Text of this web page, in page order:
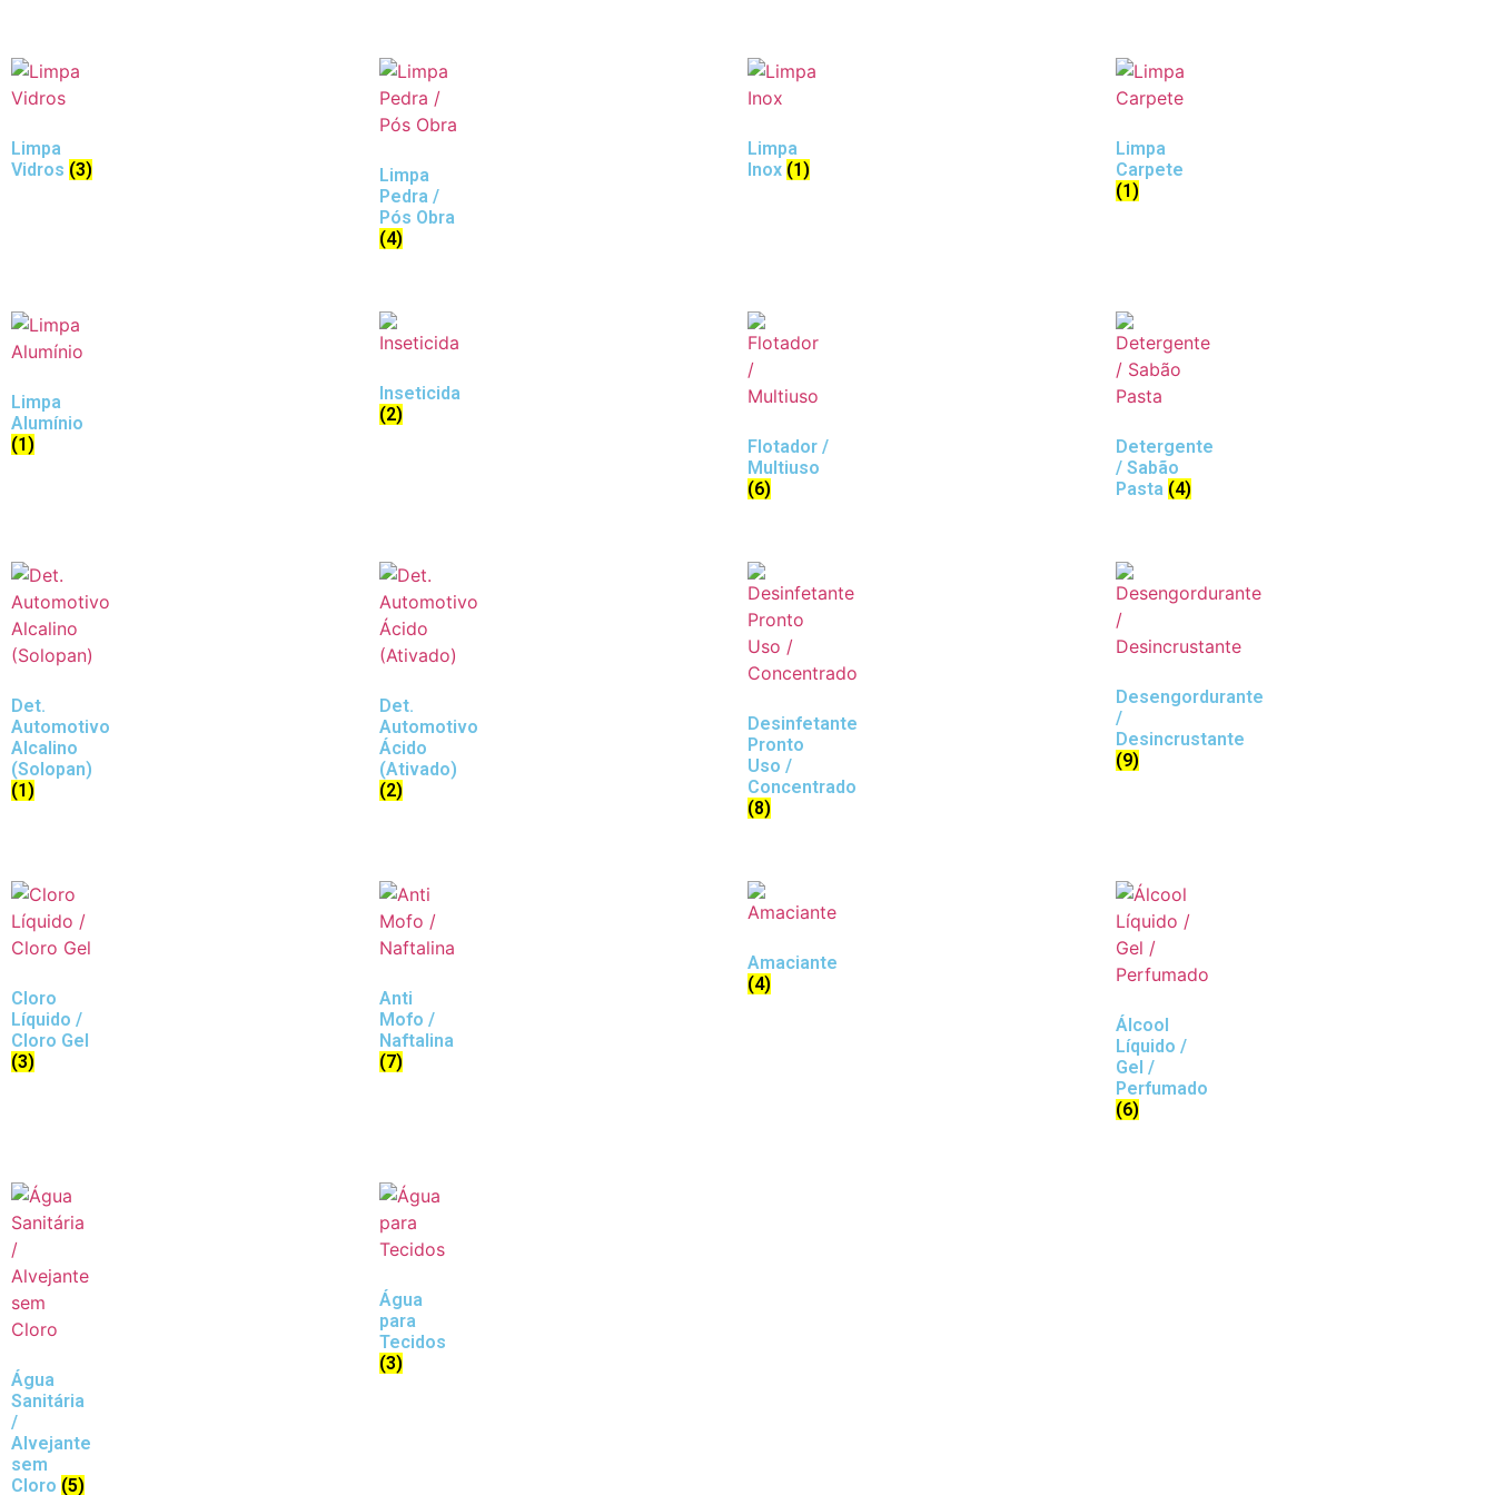
Limpa
Vidros (3)
Limpa
Pedra /
Pós Obra
(4)
Limpa
Inox (1)
Limpa
Carpete
(1)
Limpa
Alumínio
(1)
Inseticida
(2)
Flotador /
Multiuso
(6)
Detergente
/ Sabão
Pasta (4)
Det.
Automotivo
Alcalino
(Solopan)
(1)
Det.
Automotivo
Ácido
(Ativado)
(2)
Desinfetante
Pronto
Uso /
Concentrado
(8)
Desengordurante
/
Desincrustante
(9)
Cloro
Líquido /
Cloro Gel
(3)
Anti
Mofo /
Naftalina
(7)
Amaciante
(4)
Álcool
Líquido /
Gel /
Perfumado
(6)
Água
Sanitária
/
Alvejante
sem
Cloro (5)
Água
para
Tecidos
(3)